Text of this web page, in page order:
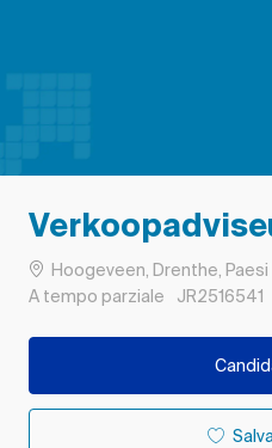
Ubicazione
Hoogeveen, Drenthe, Paesi
Tipo di lavoro
A tempo parziale ID processo
JR2516541